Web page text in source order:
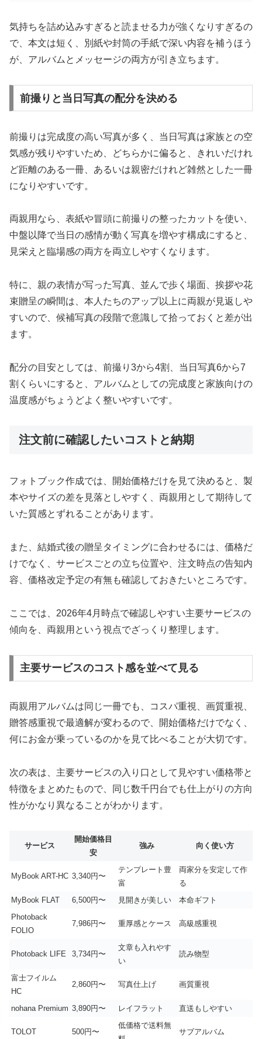
気持ちを詰め込みすぎると読ませる力が強くなりすぎるの
で、本文は短く、別紙や封筒の手紙で深い内容を補うほう
が、アルバムとメッセージの両方が引き立ちます。
前撮りと当日写真の配分を決める
前撮りは完成度の高い写真が多く、当日写真は家族との空
気感が残りやすいため、どちらかに偏ると、きれいだけれ
ど距離のある一冊、あるいは親密だけれど雑然とした一冊
になりやすいです。
両親用なら、表紙や冒頭に前撮りの整ったカットを使い、
中盤以降で当日の感情が動く写真を増やす構成にすると、
見栄えと臨場感の両方を両立しやすくなります。
特に、親の表情が写った写真、並んで歩く場面、挨拶や花
束贈呈の瞬間は、本人たちのアップ以上に両親が見返しや
すいので、候補写真の段階で意識して拾っておくと差が出
ます。
配分の目安としては、前撮り3から4割、当日写真6から7
割くらいにすると、アルバムとしての完成度と家族向けの
温度感がちょうどよく整いやすいです。
注文前に確認したいコストと納期
フォトブック作成では、開始価格だけを見て決めると、製
本やサイズの差を見落としやすく、両親用として期待して
いた質感とずれることがあります。
また、結婚式後の贈呈タイミングに合わせるには、価格だ
けでなく、サービスごとの立ち位置や、注文時点の告知内
容、価格改定予定の有無も確認しておきたいところです。
ここでは、2026年4月時点で確認しやすい主要サービスの
傾向を、両親用という視点でざっくり整理します。
主要サービスのコスト感を並べて見る
両親用アルバムは同じ一冊でも、コスパ重視、画質重視、
贈答感重視で最適解が変わるので、開始価格だけでなく、
何にお金が乗っているのかを見て比べることが大切です。
次の表は、主要サービスの入り口として見やすい価格帯と
特徴をまとめたもので、同じ数千円台でも仕上がりの方向
性がかなり異なることがわかります。
サービス
開始価格目
安
強み 向く使い方
MyBook ART-HC 3,340円〜
テンプレート豊
富
両家分を安定して作
る
MyBook FLAT
6,500円〜 見開きが美しい
本命ギフト
Photoback
FOLIO
7,986円〜 重厚感とケース 高級感重視
Photoback LIFE 3,734円〜
文章も入れやす
い
読み物型
富士フイルム
HC
2,860円〜 写真仕上げ 画質重視
nohana Premium 3,890円〜 レイフラット 直送もしやすい
TOLOT 500円〜
低価格で送料無
サブアルバム